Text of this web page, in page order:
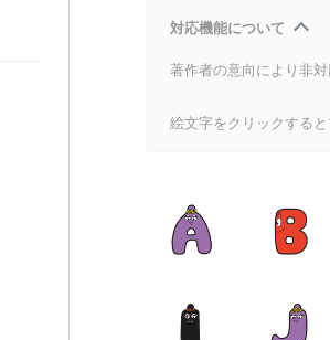
対応機能について
著作者の意向により非
絵文字をクリックする